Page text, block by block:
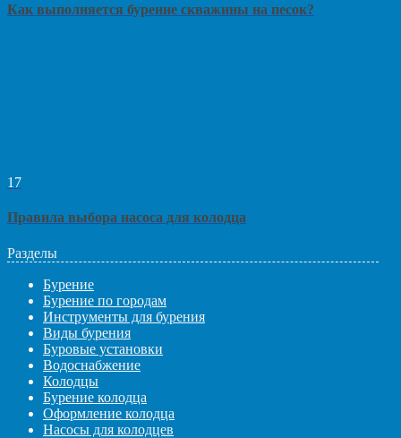
Как выполняется бурение скважины на песок?
17
Правила выбора насоса для колодца
Разделы
Бурение
Бурение по городам
Инструменты для бурения
Виды бурения
Буровые установки
Водоснабжение
Колодцы
Бурение колодца
Оформление колодца
Насосы для колодцев